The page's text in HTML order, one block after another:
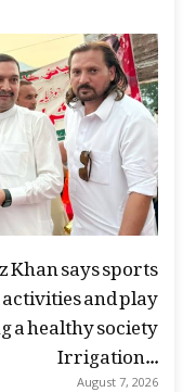
says sports
and play
a healthy society
Irrigation...
August 7, 2026